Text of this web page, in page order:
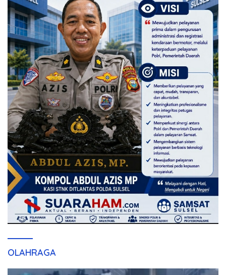
OLAHRAGA